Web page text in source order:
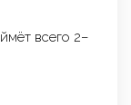
всего 2–